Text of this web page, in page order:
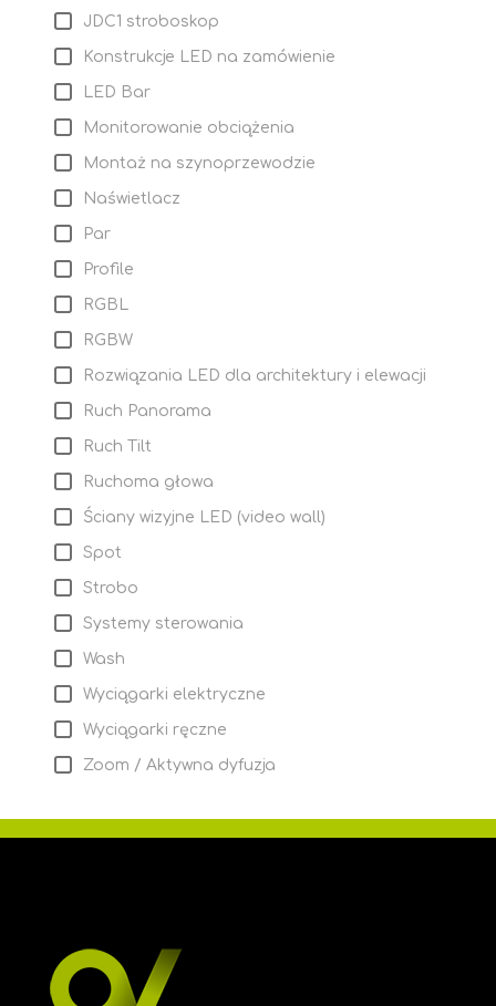
JDC1 stroboskop
Konstrukcje LED na zamówienie
LED Bar
Monitorowanie obciążenia
Montaż na szynoprzewodzie
Naświetlacz
Par
Profile
RGBL
RGBW
Rozwiązania LED dla architektury i elewacji
Ruch Panorama
Ruch Tilt
Ruchoma głowa
Ściany wizyjne LED (video wall)
Spot
Strobo
Systemy sterowania
Wash
Wyciągarki elektryczne
Wyciągarki ręczne
Zoom / Aktywna dyfuzja